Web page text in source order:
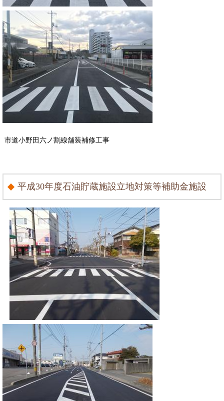
市道小野田六ノ割線舗装補修工事
平成30年度石油貯蔵施設立地対策等補助金施設